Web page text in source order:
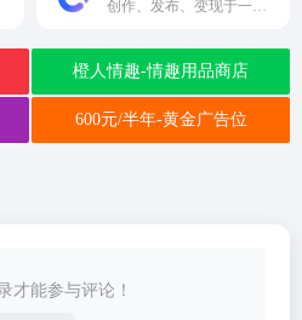
橙人情趣-情趣用品商店
600元/半年-黄金广告位
才能参与评论！